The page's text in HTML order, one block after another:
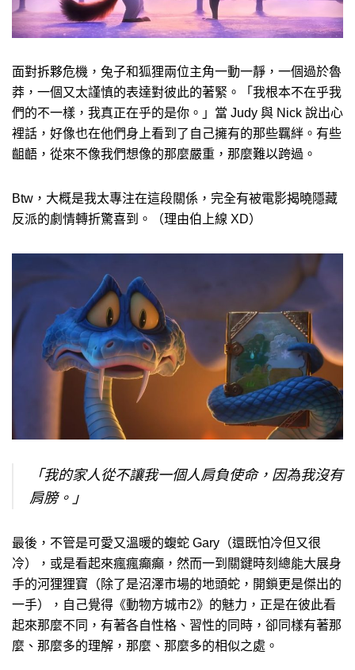
面對拆夥危機，兔子和狐狸兩位主角一動一靜，一個過於魯
莽，一個又太謹慎的表達對彼此的著緊。「我根本不在乎我
們的不一樣，我真正在乎的是你。」當 Judy 與 Nick 說出心
裡話，好像也在他們身上看到了自己擁有的那些羈絆。有些
齟齬，從來不像我們想像的那麼嚴重，那麼難以跨過。
Btw，大概是我太專注在這段關係，完全有被電影揭曉隱藏
反派的劇情轉折驚喜到。（理由伯上線 XD）
「我的家人從不讓我一個人肩負使命，因為我沒有
肩膀。」
最後，不管是可愛又溫暖的蝮蛇 Gary（還既怕冷但又很
冷），或是看起來瘋瘋癲癲，然而一到關鍵時刻總能大展身
手的河狸狸寶（除了是沼澤市場的地頭蛇，開鎖更是傑出的
一手），自己覺得《動物方城市2》的魅力，正是在彼此看
起來那麼不同，有著各自性格、習性的同時，卻同樣有著那
麼、那麼多的理解，那麼、那麼多的相似之處。